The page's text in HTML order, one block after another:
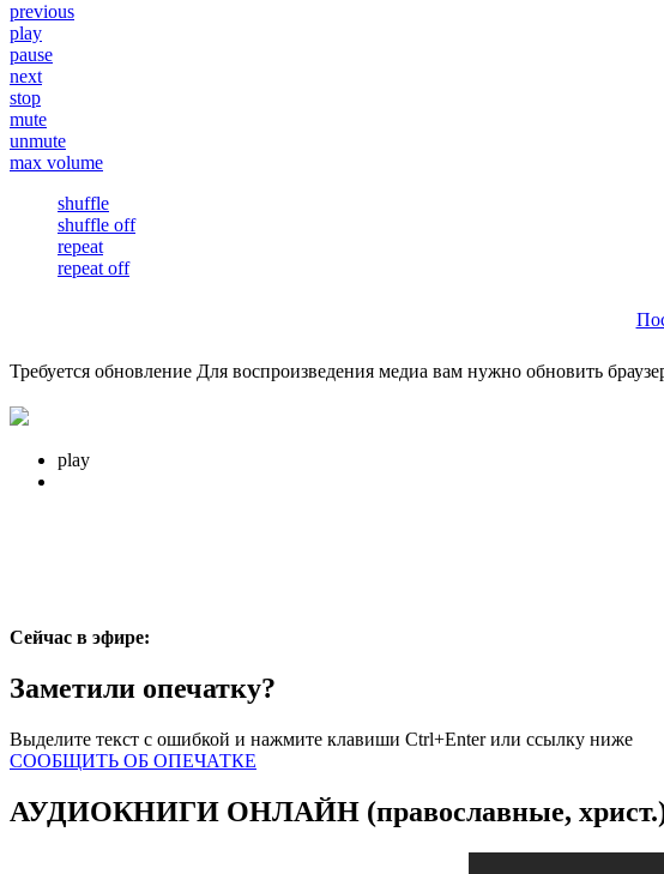
previous
play
pause
next
stop
mute
unmute
max volume
shuffle
shuffle off
repeat
repeat off
Требуется обновление Для воспроизведения медиа вам нужно обновить
play
Сейчас в эфире:
Заметили опечатку?
Выделите текст с ошибкой и нажмите клавиши Ctrl+Enter или ссылку ниже
СООБЩИТЬ ОБ ОПЕЧАТКЕ
АУДИОКНИГИ ОНЛАЙН (православные,